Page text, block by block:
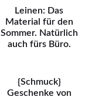
Leinen: Das
Material für den
Sommer. Natürlich
auch fürs Büro.
{Schmuck}
Geschenke von